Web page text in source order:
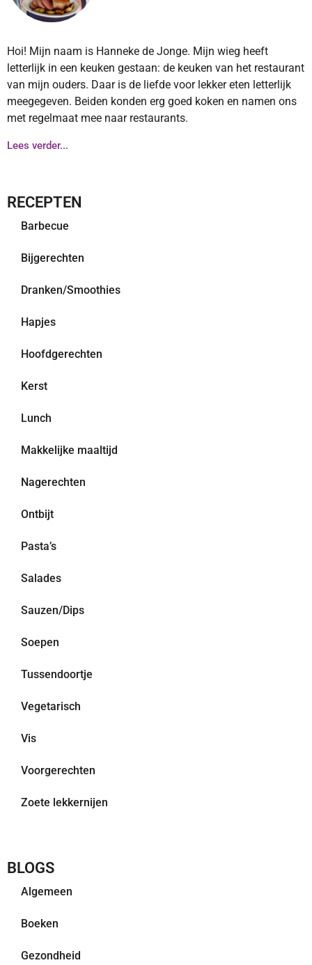
Hoi! Mijn naam is Hanneke de Jonge. Mijn wieg heeft
letterlijk in een keuken gestaan: de keuken van het restaurant
van mijn ouders. Daar is de liefde voor lekker eten letterlijk
meegegeven. Beiden konden erg goed koken en namen ons
met regelmaat mee naar restaurants.
Lees verder...
RECEPTEN
Barbecue
Bijgerechten
Dranken/Smoothies
Hapjes
Hoofdgerechten
Kerst
Lunch
Makkelijke maaltijd
Nagerechten
Ontbijt
Pasta’s
Salades
Sauzen/Dips
Soepen
Tussendoortje
Vegetarisch
Vis
Voorgerechten
Zoete lekkernijen
BLOGS
Algemeen
Boeken
Gezondheid